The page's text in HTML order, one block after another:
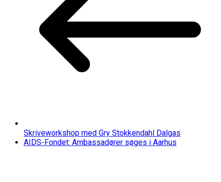
Skriveworkshop med Gry Stokkendahl Dalgas
AIDS-Fondet: Ambassadører søges i Aarhus